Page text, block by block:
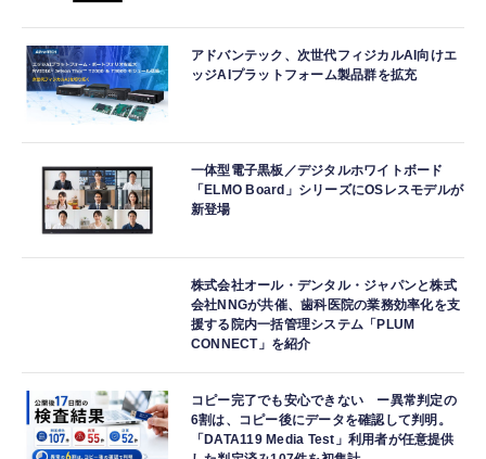
アドバンテック、次世代フィジカルAI向けエ
ッジAIプラットフォーム製品群を拡充
一体型電子黒板／デジタルホワイトボード
「ELMO Board」シリーズにOSレスモデルが
新登場
株式会社オール・デンタル・ジャパンと株式
会社NNGが共催、歯科医院の業務効率化を支
援する院内一括管理システム「PLUM
CONNECT」を紹介
コピー完了でも安心できない ー異常判定の
6割は、コピー後にデータを確認して判明。
「DATA119 Media Test」利用者が任意提供